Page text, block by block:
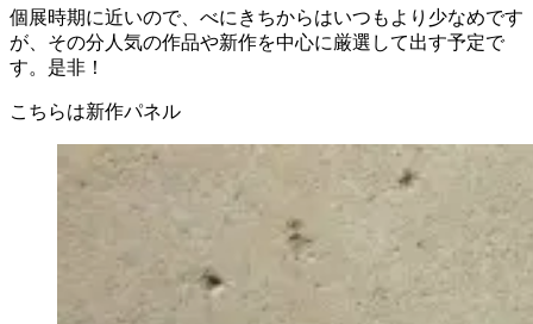
個展時期に近いので、べにきちからはいつもより少なめです
が、その分人気の作品や新作を中心に厳選して出す予定で
す。是非！
こちらは新作パネル